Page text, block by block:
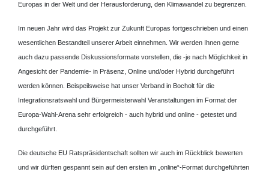
Europas in der Welt und der Herausforderung, den Klimawandel zu begrenzen.
Im neuen Jahr wird das Projekt zur Zukunft Europas fortgeschrieben und einen
wesentlichen Bestandteil unserer Arbeit einnehmen. Wir werden Ihnen gerne
auch dazu passende Diskussionsformate vorstellen, die -je nach Möglichkeit in
Angesicht der Pandemie- in Präsenz, Online und/oder Hybrid durchgeführt
werden können. Beispeilsweise hat unser Verband in Bocholt für die
Integrationsratswahl und Bürgermeisterwahl Veranstaltungen im Format der
Europa-Wahl-Arena sehr erfolgreich - auch hybrid und online - getestet und
durchgeführt.
Die deutsche EU Ratspräsidentschaft sollten wir auch im Rückblick bewerten
und wir dürften gespannt sein auf den ersten im „online“-Format durchgeführten